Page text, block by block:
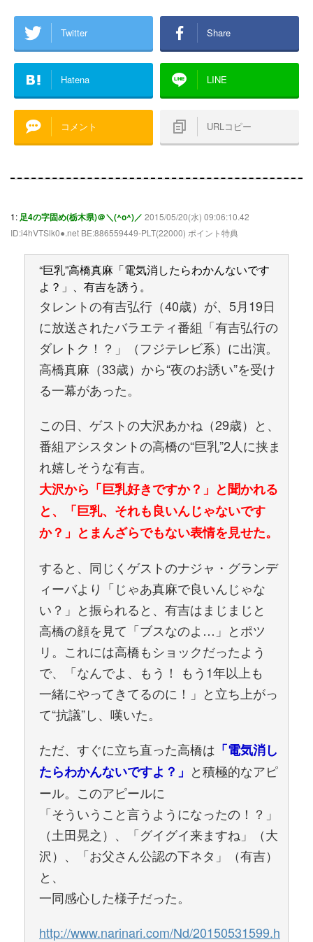
Twitter Share
Hatena LINE
コメント URLコピー
1: 足4の字固め(栃木県)＠＼(^o^)／ 2015/05/20(水) 09:06:10.42
ID:i4hVTSlk0●.net BE:886559449-PLT(22000) ポイント特典
“巨乳”高橋真麻「電気消したらわかんないです
よ？」、有吉を誘う。
タレントの有吉弘行（40歳）が、5月19日
に放送されたバラエティ番組「有吉弘行の
ダレトク！？」（フジテレビ系）に出演。
高橋真麻（33歳）から“夜のお誘い”を受け
る一幕があった。
この日、ゲストの大沢あかね（29歳）と、
番組アシスタントの高橋の“巨乳”2人に挟ま
れ嬉しそうな有吉。
大沢から「巨乳好きですか？」と聞かれる
と、「巨乳、それも良いんじゃないです
か？」とまんざらでもない表情を見せた。
すると、同じくゲストのナジャ・グランデ
ィーバより「じゃあ真麻で良いんじゃな
い？」と振られると、有吉はまじまじと
高橋の顔を見て「ブスなのよ…」とポツ
リ。これには高橋もショックだったよう
で、「なんでよ、もう！ もう1年以上も
一緒にやってきてるのに！」と立ち上がっ
て“抗議”し、嘆いた。
ただ、すぐに立ち直った高橋は 「電気消し
たらわかんないですよ？」 と積極的なアピ
ール。このアピールに
「そういうこと言うようになったの！？」
（土田晃之）、「グイグイ来ますね」（大
沢）、「お父さん公認の下ネタ」（有吉）
と、
一同感心した様子だった。
http://www.narinari.com/Nd/20150531599.h